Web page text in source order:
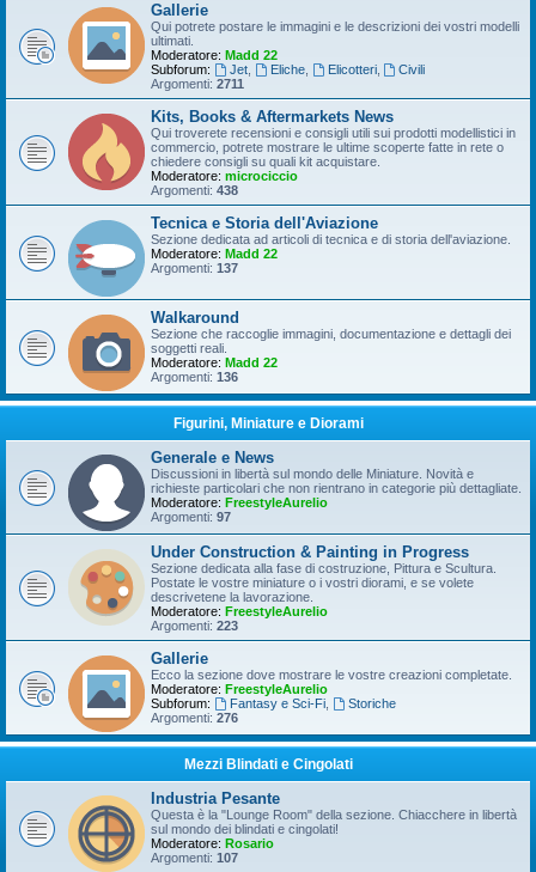
Gallerie
Qui potrete postare le immagini e le descrizioni dei vostri modelli
ultimati.
Moderatore: Madd 22
Subforum:
Jet, Eliche, Elicotteri,
Civili
Argomenti: 2711
Kits, Books & Aftermarkets News
Qui troverete recensioni e consigli utili sui prodotti modellistici in
commercio, potrete mostrare le ultime scoperte fatte in rete o
chiedere consigli su quali kit acquistare.
Moderatore: microciccio
Argomenti: 438
Tecnica e Storia dell'Aviazione
Sezione dedicata ad articoli di tecnica e di storia dell'aviazione.
Moderatore: Madd 22
Argomenti: 137
Walkaround
Sezione che raccoglie immagini, documentazione e dettagli dei
soggetti reali.
Moderatore: Madd 22
Argomenti: 136
Figurini, Miniature e Diorami
Generale e News
Discussioni in libertà sul mondo delle Miniature. Novità e
richieste particolari che non rientrano in categorie più dettagliate.
Moderatore: FreestyleAurelio
Argomenti: 97
Under Construction & Painting in Progress
Sezione dedicata alla fase di costruzione, Pittura e Scultura.
Postate le vostre miniature o i vostri diorami, e se volete
descrivetene la lavorazione.
Moderatore: FreestyleAurelio
Argomenti: 223
Gallerie
Ecco la sezione dove mostrare le vostre creazioni completate.
Moderatore: FreestyleAurelio
Subforum:
Fantasy e Sci-Fi,
Storiche
Argomenti: 276
Mezzi Blindati e Cingolati
Industria Pesante
Questa è la "Lounge Room" della sezione. Chiacchere in libertà
sul mondo dei blindati e cingolati!
Moderatore: Rosario
Argomenti: 107